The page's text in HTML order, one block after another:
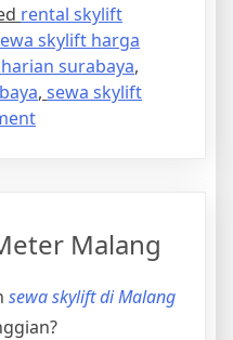
rental skylift
skylift harga
surabaya,
, sewa skylift
on
Terjangkau
Malang
sewa skylift di Malang